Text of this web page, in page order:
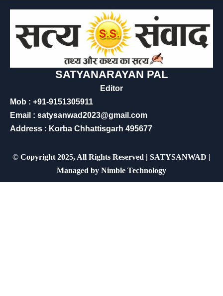
SATYANARAYAN PAL
Editor
Mob : +91-9151305911
Email : satysanwad2023@gmail.com
Address : Korba Chhattisgarh 495677
© Copyright 2025, All Rights Reserved | SATYSANWAD |
Managed by Nimble Technology